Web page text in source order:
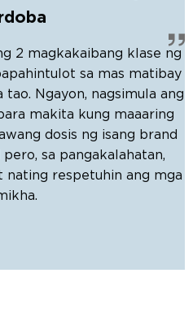
2 magkakaibang klase ng
sa mas matibay
Ngayon, nagsimula ang
makita kung maaaring
dosis ng isang brand
sa pangakalahatan,
nating respetuhin ang mga